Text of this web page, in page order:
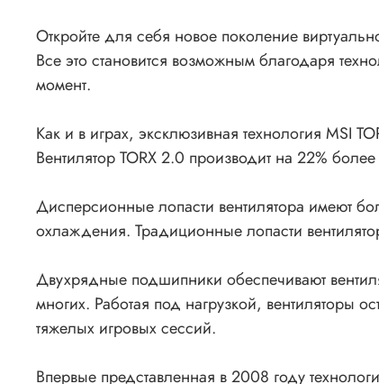
Откройте для себя новое поколение
Все это становится возможным благодаря
момент.
Как и в играх, эксклюзивная технология MSI
Вентилятор TORX 2.0 производит на 22%
Дисперсионные лопасти вентилятора имеют
охлаждения. Традиционные лопасти
Двухрядные подшипники обеспечивают
многих. Работая под нагрузкой, вентиляторы
тяжелых игровых сессий.
Впервые представленная в 2008 году